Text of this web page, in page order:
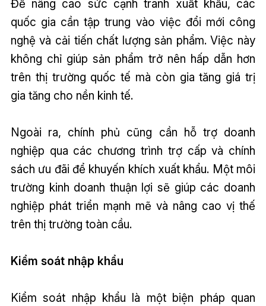
Để nâng cao sức cạnh tranh xuất khẩu, các
quốc gia cần tập trung vào việc đổi mới công
nghệ và cải tiến chất lượng sản phẩm. Việc này
không chỉ giúp sản phẩm trở nên hấp dẫn hơn
trên thị trường quốc tế mà còn gia tăng giá trị
gia tăng cho nền kinh tế.
Ngoài ra, chính phủ cũng cần hỗ trợ doanh
nghiệp qua các chương trình trợ cấp và chính
sách ưu đãi để khuyến khích xuất khẩu. Một môi
trường kinh doanh thuận lợi sẽ giúp các doanh
nghiệp phát triển mạnh mẽ và nâng cao vị thế
trên thị trường toàn cầu.
Kiểm soát nhập khẩu
Kiểm soát nhập khẩu là một biện pháp quan